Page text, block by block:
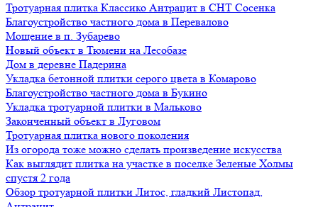
Тротуарная плитка Классико Антрацит в СНТ Сосенка
Благоустройство частного дома в Перевалово
Мощение в п. Зубарево
Новый объект в Тюмени на Лесобазе
Дом в деревне Падерина
Укладка бетонной плитки серого цвета в Комарово
Благоустройство частного дома в Букино
Укладка тротуарной плитки в Мальково
Законченный объект в Луговом
Тротуарная плитка нового поколения
Из огорода тоже можно сделать произведение искусства
Как выглядит плитка на участке в поселке Зеленые Холмы
спустя 2 года
Обзор тротуарной плитки Литос, гладкий Листопад,